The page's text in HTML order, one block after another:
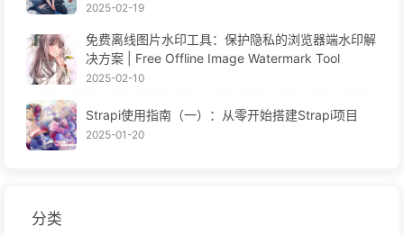
2025-02-19
免费离线图片水印工具：保护隐私的浏览器端水印解
决方案 | Free Offline Image Watermark Tool
2025-02-10
Strapi使用指南（一）：从零开始搭建Strapi项目
2025-01-20
分类